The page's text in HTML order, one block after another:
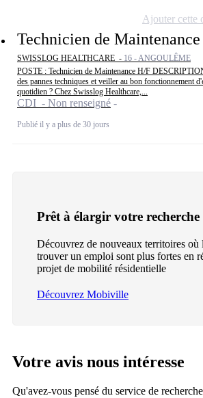
Technicien de
SWISSLOG HEALTHCARE - 16 - ANGOULÊME
POSTE : Technicien de Maintenance H/F
des pannes techniques et veiller au bon fonctionnement
quotidien ? Chez Swisslog Healthcare,...
CDI - Non renseigné
Publié il y a plus de 30 jours
Ajouter cette
Prêt à élargir votre recherche
Découvrez de nouveaux territoires où
trouver un emploi sont plus fortes en
projet de mobilité résidentielle
Découvrez Mobiville
Votre avis nous intéresse
Qu'avez-vous pensé du service de